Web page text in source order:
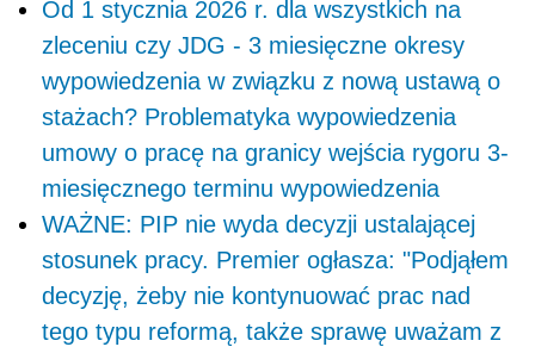
Od 1 stycznia 2026 r. dla wszystkich na
zleceniu czy JDG - 3 miesięczne okresy
wypowiedzenia w związku z nową ustawą o
stażach? Problematyka wypowiedzenia
umowy o pracę na granicy wejścia rygoru 3-
miesięcznego terminu wypowiedzenia
WAŻNE: PIP nie wyda decyzji ustalającej
stosunek pracy. Premier ogłasza: "Podjąłem
decyzję, żeby nie kontynuować prac nad
tego typu reformą, także sprawę uważam z